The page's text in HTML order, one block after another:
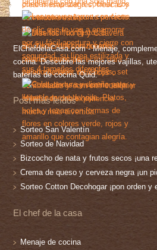
ElChefdelaCasa.com - Menaje,
cocina. Descubre las mejores vajillas,
baterías de cocina Quid.
Post más leídos
Sorteo San Valentín
Sorteo de Navidad
Bizcocho de nata y frutos secos ¡una
Crema de queso y cerveza negra ¡un
Sorteo Cotton Decohogar ¡pon orden y
El chef de la casa
Menaje de cocina